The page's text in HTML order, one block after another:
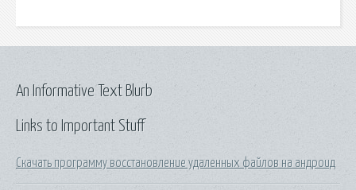
Links to Important Stuff
Скачать программу восстановление удаленных файлов на андроид
An Informative Text Blurb